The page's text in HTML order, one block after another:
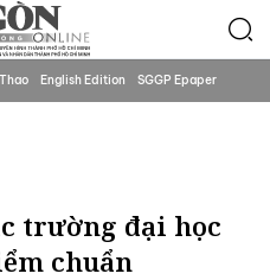
English Edition SGGP Epaper
trường đại học
chuẩn